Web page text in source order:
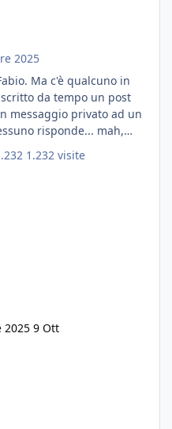
2025
Ma c'è qualcuno in
da tempo un post
messaggio privato ad un
risponde... mah,
un consiglio...
1.232 visite
2025 9 Ott